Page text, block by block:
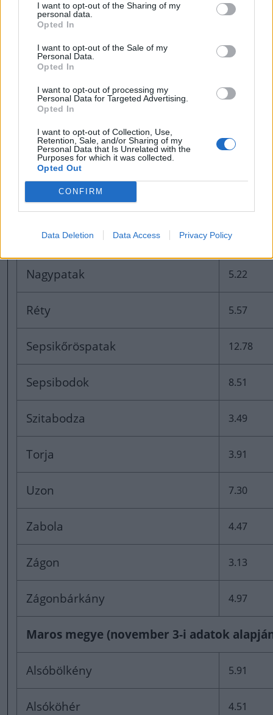
I want to opt-out of the Sharing of my
personal data.
Opted In
I want to opt-out of the Sale of my
Personal Data.
Opted In
I want to opt-out of processing my
Personal Data for Targeted Advertising.
Opted In
I want to opt-out of Collection, Use,
Retention, Sale, and/or Sharing of my
Personal Data that Is Unrelated with the
Purposes for which it was collected.
Opted Out
CONFIRM
Data Deletion Data Access Privacy Policy
Kézdialmás
Kézdiszentkereszt 4.07
Kökös 3.32
Komandó
Lemhény
Málnás
Mikóújfalu 6.75
Nagypatak 5.22
Réty 5.57
Sepsikőröspatak 12.78
Sepsibodok 8.51
Szitabodza 3.49
Torja 3.91
Uzon 7.30
Zabola 4.47
Zágon 3.13
Zágonbárkány 4.97
Maros megye (november 3-i adatok
Alsóbölkény 5.91
Alsóköhér 4.51